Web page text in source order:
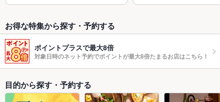
お得な特集から探す・予約する
ポイントプラスで最大8倍
対象日時のネット予約でポイントが最大8倍たまるお店はこちら！
目的から探す・予約する